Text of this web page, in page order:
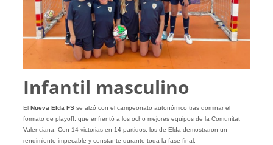
Infantil masculino
El Nueva Elda FSse alzó con el campeonato autonómico tras dominar el
formato de playoff, que enfrentó a los ocho mejores equipos de la Comunitat
Valenciana. Con 14 victorias en 14 partidos, los de Elda demostraron un
rendimiento impecable y constante durante toda la fase final.